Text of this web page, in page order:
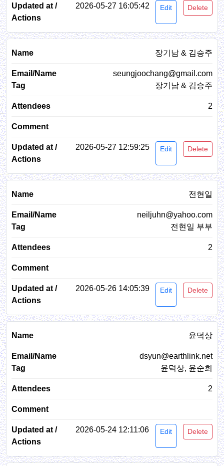
2026-05-27 16:05:42 Edit Delete
장기남 & 김승주
seungjoochang@gmail.com
장기남 & 김승주
2
2026-05-27 12:59:25 Edit Delete
전현일
neiljuhn@yahoo.com
전현일 부부
2
2026-05-26 14:05:39 Edit Delete
윤덕상
dsyun@earthlink.net
윤덕상, 윤순희
2
2026-05-24 12:11:06 Edit Delete